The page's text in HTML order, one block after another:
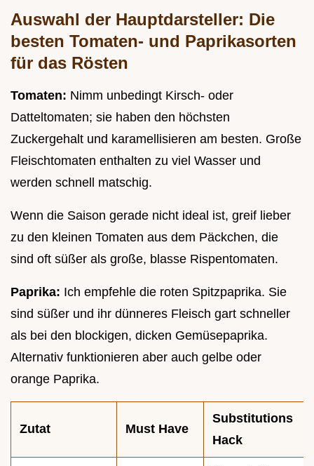
Auswahl der Hauptdarsteller: Die
besten Tomaten- und Paprikasorten
für das Rösten
Tomaten: Nimm unbedingt Kirsch- oder
Datteltomaten; sie haben den höchsten
Zuckergehalt und karamellisieren am besten. Große
Fleischtomaten enthalten zu viel Wasser und
werden schnell matschig.
Wenn die Saison gerade nicht ideal ist, greif lieber
zu den kleinen Tomaten aus dem Päckchen, die
sind oft süßer als große, blasse Rispentomaten.
Paprika: Ich empfehle die roten Spitzpaprika. Sie
sind süßer und ihr dünneres Fleisch gart schneller
als bei den blockigen, dicken Gemüsepaprika.
Alternativ funktionieren aber auch gelbe oder
orange Paprika.
Zutat Must Have
Substitutions
Hack